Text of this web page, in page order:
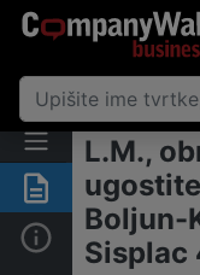
Sažetak
Osnovne
L.M.,
Boljun-
Sisplac